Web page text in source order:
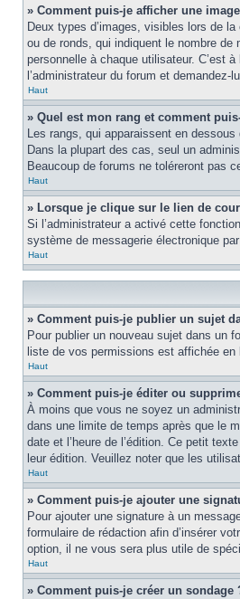
» Comment puis-je afficher une
Deux types d’images, visibles lors de
ou de ronds, qui indiquent le nombre
personnelle à chaque utilisateur. C’est
l’administrateur du forum et
Haut
» Quel est mon rang et comment
Les rangs, qui apparaissent en
Dans la plupart des cas, seul un
Beaucoup de forums ne toléreront pas
Haut
» Lorsque je clique sur le lien de
Si l’administrateur a activé cette
système de messagerie électronique
Haut
» Comment puis-je publier un sujet
Pour publier un nouveau sujet dans un
liste de vos permissions est affichée
Haut
» Comment puis-je éditer ou
À moins que vous ne soyez un
dans une limite de temps après que le
date et l’heure de l’édition. Ce petit
leur édition. Veuillez noter que les
Haut
» Comment puis-je ajouter une
Pour ajouter une signature à un
formulaire de rédaction afin d’insérer
option, il ne vous sera plus utile de
Haut
» Comment puis-je créer un sondage